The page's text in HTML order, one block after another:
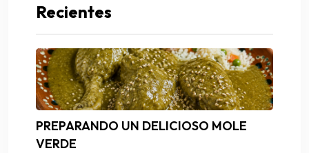
Recientes
PREPARANDO UN DELICIOSO MOLE
VERDE